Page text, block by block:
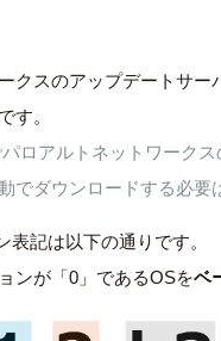
クスのアップデートサ
す。
ロアルトネットワーク
でダウンロードする必要
表記は以下の通りです。
ンが「0」であるOSをベ